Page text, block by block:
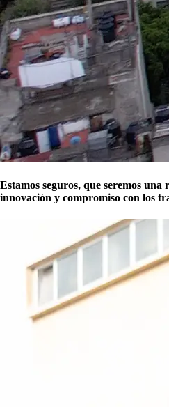
Estamos seguros, que seremos una
innovación y compromiso con los